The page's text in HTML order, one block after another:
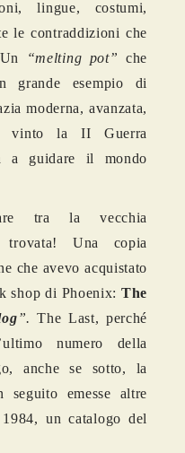
lingue, costumi,
le contraddizioni che
“melting pot” che
grande esempio di
moderna, avanzata,
vinto la II Guerra
a guidare il mondo
tra la vecchia
trovata! Una copia
che avevo acquistato
shop di Phoenix:The
”.The Last, perché
numero della
anche se sotto, la
seguito emesse altre
un catalogo del